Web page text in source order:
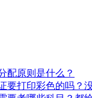
配原则是什么？
要打印彩色的吗？